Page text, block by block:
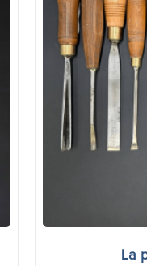
La